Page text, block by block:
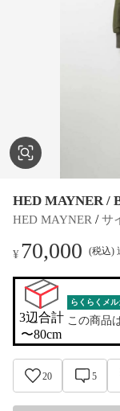
HED MAYNER /
HED MAYNER / サ
¥70,000 (税込)
3辺合計
〜80cm
らくらくメ
この商品
20 5